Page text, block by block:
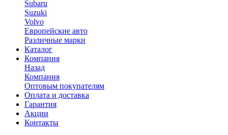
Subaru
Suzuki
Volvo
Европейские авто
Различные марки
Каталог
Компания
Назад
Компания
Оптовым покупателям
Оплата и доставка
Гарантия
Акции
Контакты